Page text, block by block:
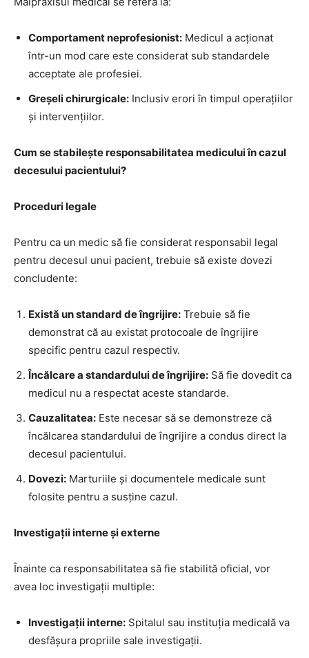
Comportament neprofesionist: Medicul a acționat
într-un mod care este considerat sub standardele
acceptate ale profesiei.
Greșeli chirurgicale: Inclusiv erori în timpul operațiilor
și intervențiilor.
Cum se stabilește responsabilitatea medicului în cazul
decesului pacientului?
Proceduri legale
Pentru ca un medic să fie considerat responsabil legal
pentru decesul unui pacient, trebuie să existe dovezi
concludente:
Există un standard de îngrijire: Trebuie să fie
demonstrat că au existat protocoale de îngrijire
specific pentru cazul respectiv.
Încălcare a standardului de îngrijire: Să fie dovedit ca
medicul nu a respectat aceste standarde.
Cauzalitatea: Este necesar să se demonstreze că
încălcarea standardului de îngrijire a condus direct la
decesul pacientului.
Dovezi: Marturiile și documentele medicale sunt
folosite pentru a susține cazul.
Investigații interne și externe
Înainte ca responsabilitatea să fie stabilită oficial, vor
avea loc investigații multiple:
Investigații interne: Spitalul sau instituția medicală va
desfășura propriile sale investigații.